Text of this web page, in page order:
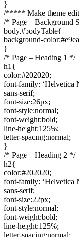
}
/***** Make theme
/* Page – Background
body,#bodyTable{
background-
}
/* Page – Heading 1 */
h1{
color:#202020;
font-family: ‘Helvetica
sans-serif;
font-size:26px;
font-style:normal;
font-weight:bold;
line-height:125%;
letter-spacing:normal;
}
/* Page – Heading 2 */
h2{
color:#202020;
font-family: ‘Helvetica
sans-serif;
font-size:22px;
font-style:normal;
font-weight:bold;
line-height:125%;
letter-spacing:normal;